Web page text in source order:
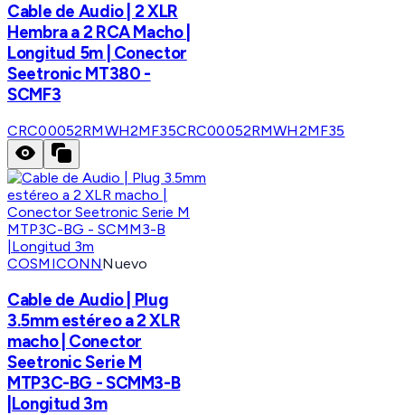
Cable de Audio | 2 XLR
Hembra a 2 RCA Macho |
Longitud 5m | Conector
Seetronic MT380 -
SCMF3
CRC00052RMWH2MF35CRC00052RMWH2MF35
COSMICONNNuevo
Cable de Audio | Plug
3.5mm estéreo a 2 XLR
macho | Conector
Seetronic Serie M
MTP3C-BG - SCMM3-B
|Longitud 3m